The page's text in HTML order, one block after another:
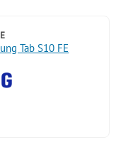
Tab S10 FE